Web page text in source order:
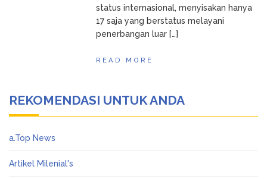
status internasional, menyisakan hanya
17 saja yang berstatus melayani
penerbangan luar […]
READ MORE
REKOMENDASI UNTUK ANDA
a.Top News
Artikel Milenial's